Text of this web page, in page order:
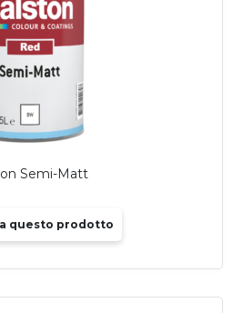
Semi-Matt
questo prodotto